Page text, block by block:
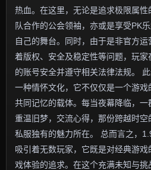
热血。在这里，无论是追求极限属
队合作的公会领袖，亦或是享受PK
自己的舞台。同时，由于是非官方
着版权、安全及稳定性等问题，玩
的账号安全并遵守相关法律法规。
一种情怀文化，它不仅仅是一个游
共同记忆的载体。每当夜幕降临，一
重温旧梦，交流心得，那份跨越时
私服独有的魅力所在。 总而言之，
吸引着无数玩家，它既是对经典游
戏体验的追求。在这个充满未知与